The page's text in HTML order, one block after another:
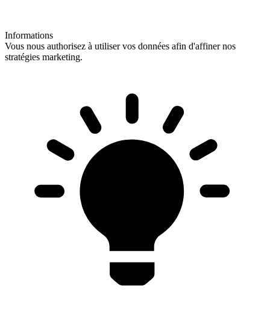
Informations
Vous nous authorisez à utiliser vos données afin d'affiner nos
stratégies marketing.